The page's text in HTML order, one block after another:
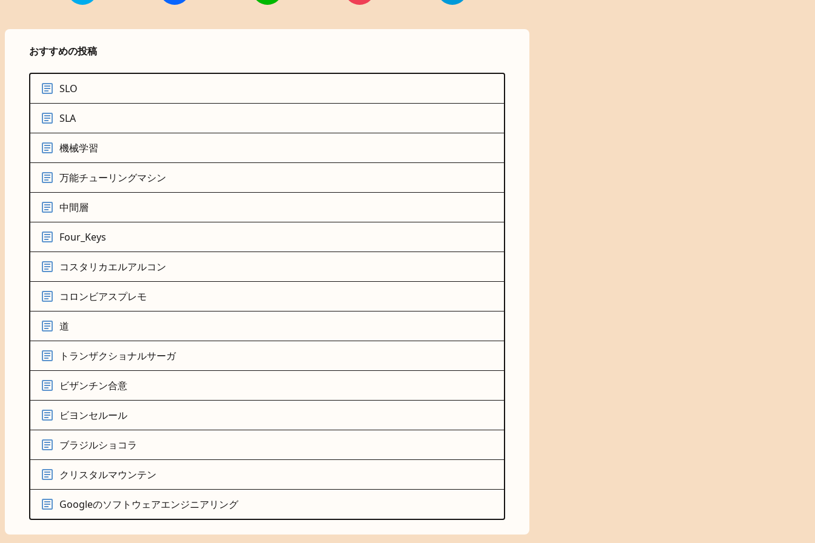
おすすめの投稿
SLO
SLA
機械学習
万能チューリングマシン
中間層
Four_Keys
コスタリカエルアルコン
コロンビアスプレモ
道
トランザクショナルサーガ
ビザンチン合意
ビヨンセルール
ブラジルショコラ
クリスタルマウンテン
Googleのソフトウェアエンジニアリング